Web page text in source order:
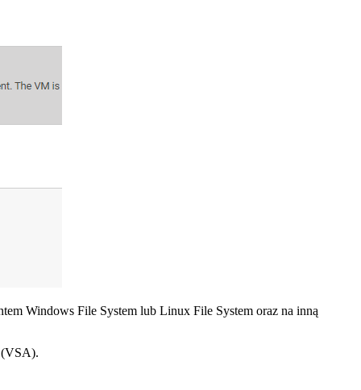
Windows File System lub Linux File System oraz na inną
(VSA).